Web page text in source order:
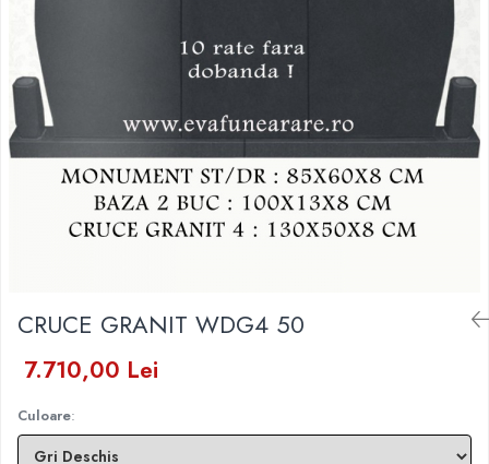
Placa memoriala
Placute ABS personalizate
Solutii intretinere granit si
marmura
CRUCE GRANIT WDG4 50
7.710,00 Lei
Culoare: